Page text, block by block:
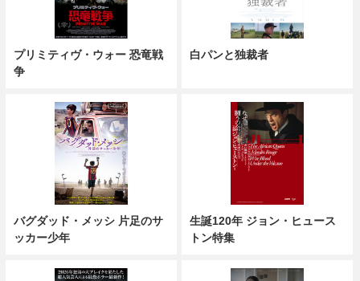
プリミティヴ・ウォー 恐竜戦
争
白パンと独裁者
バグダッド・メッシ 片足のサ
ッカー少年
生誕120年 ジョン・ヒュース
トン特集